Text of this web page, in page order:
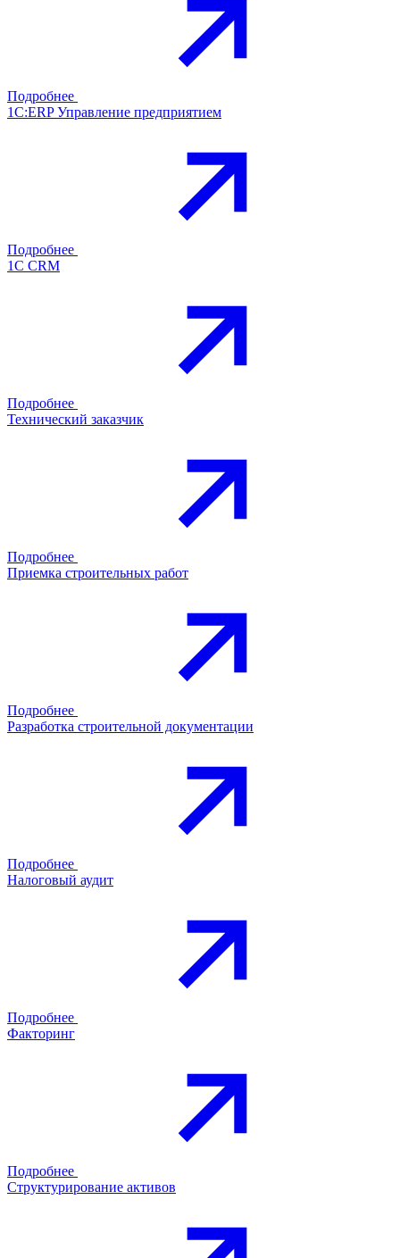
Подробнее
1С:ERP Управление предприятием
Подробнее
1С CRM
Подробнее
Технический заказчик
Подробнее
Приемка строительных работ
Подробнее
Разработка строительной документации
Подробнее
Налоговый аудит
Подробнее
Факторинг
Подробнее
Структурирование активов